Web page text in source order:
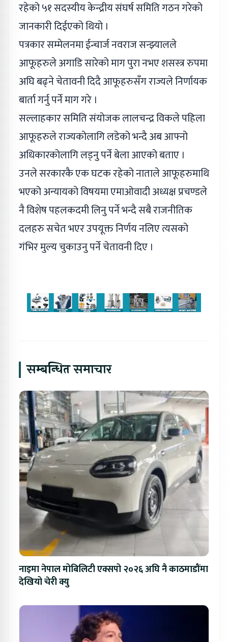
रहेको ५१ सदस्यीय केन्द्रीय संघर्ष समिति गठन गरेको
जानकारी दिईएको थियो ।
पत्रकार सम्मेलनमा ईन्चार्ज नवराज सन्झ्यालले
आफूहरुले अगाडि सारेको माग पुरा नभए शसस्त्र रुपमा
अघि बढ्ने चेतावनी दिदै आफूहरुसँग राज्यले निर्णायक
बार्ता गर्नु पर्ने माग गरे ।
सल्लाहकार समिति संयोजक लालचन्द्र विकले पहिला
आफूहरुले राज्यकोलागि लडेको भन्दै अब आफ्नो
अधिकारकोलागि लड्नु पर्ने बेला आएको बताए ।
उनले सरकारकै एक घटक रहेको नाताले आफूहरुमाथि
भएको अन्यायको विषयमा एमाओवादी अध्यक्ष प्रचण्डले
नै विशेष पहलकदमी लिनु पर्ने भन्दै सबै राजनीतिक
दलहरु सचेत भएर उपयूक्त निर्णय नलिए त्यसको
गंभिर मुल्य चुकाउनु पर्ने चेतावनी दिए ।
सम्बन्धित समाचार
नाइमा नेपाल मोबिलिटी एक्सपो २०२६ अघि नै काठमाडौंमा
देखियो चेरी क्यु